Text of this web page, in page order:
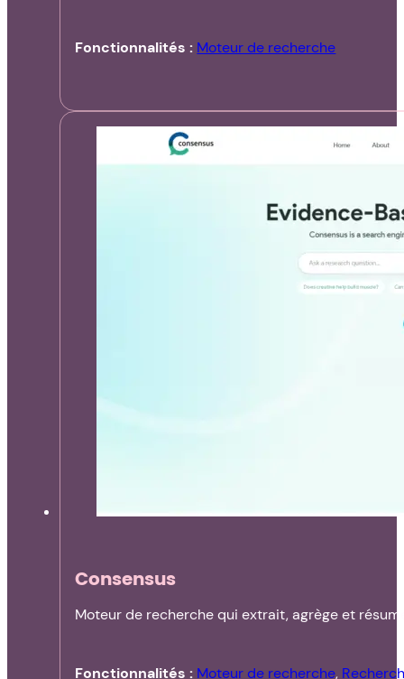
Fonctionnalités : Moteur de recherche
Consensus
Moteur de recherche qui extrait, agrège et
Fonctionnalités : Moteur de recherche,